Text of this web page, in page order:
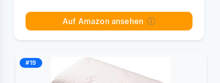
Auf Amazon ansehen
#19